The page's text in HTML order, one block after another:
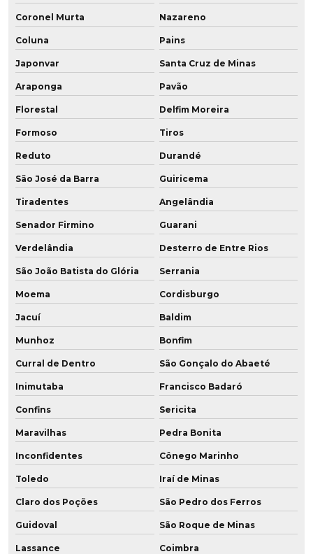
Coronel Murta Nazareno
Coluna Pains
Japonvar Santa Cruz de Minas
Araponga Pavão
Florestal Delfim Moreira
Formoso Tiros
Reduto Durandé
São José da Barra Guiricema
Tiradentes Angelândia
Senador Firmino Guarani
Verdelândia Desterro de Entre Rios
São João Batista do Glória Serrania
Moema Cordisburgo
Jacuí Baldim
Munhoz Bonfim
Curral de Dentro São Gonçalo do Abaeté
Inimutaba Francisco Badaró
Confins Sericita
Maravilhas Pedra Bonita
Inconfidentes Cônego Marinho
Toledo Iraí de Minas
Claro dos Poções São Pedro dos Ferros
Guidoval São Roque de Minas
Lassance Coimbra